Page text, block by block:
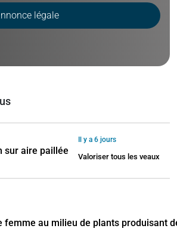
légale
Il y a 6 jours
Valoriser tous les veaux